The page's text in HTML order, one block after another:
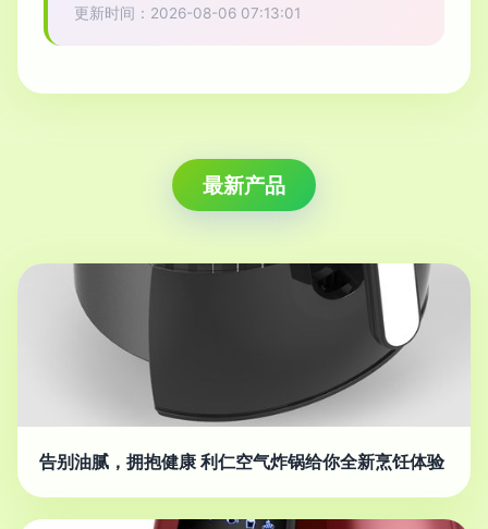
更新时间：2026-08-06 07:13:01
最新产品
告别油腻，拥抱健康 利仁空气炸锅给你全新烹饪体验